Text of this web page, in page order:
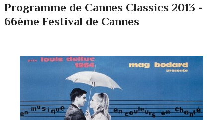
Programme de Cannes Classics 2013 -
66ème Festival de Cannes